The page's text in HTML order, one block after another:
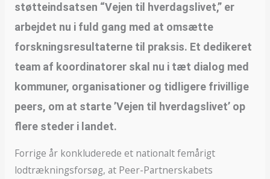
støtteindsatsen “Vejen til hverdagslivet,” er
arbejdet nu i fuld gang med at omsætte
forskningsresultaterne til praksis. Et dedikeret
team af koordinatorer skal nu i tæt dialog med
kommuner, organisationer og tidligere frivillige
peers, om at starte ’Vejen til hverdagslivet’ op
flere steder i landet.
Forrige år konkluderede et nationalt femårigt
lodtrækningsforsøg, at Peer-Partnerskabets